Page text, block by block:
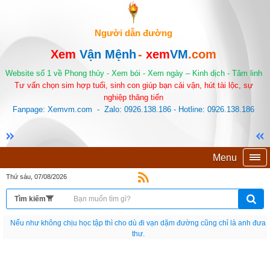
Người dẫn đường
Xem Vận Mệnh- xemVM.com
Website số 1 về Phong thủy - Xem bói - Xem ngày – Kinh dịch - Tâm linh
Tư vấn chọn sim hợp tuổi, sinh con giúp bạn cải vận, hút tài lộc, sự
nghiệp thăng tiến
Fanpage: Xemvm.com - Zalo: 0926.138.186 - Hotline: 0926.138.186
Menu
Thứ sáu, 07/08/2026
Nếu như không chịu học tập thì cho dù đi vạn dặm đường cũng chỉ là anh đưa
thư.